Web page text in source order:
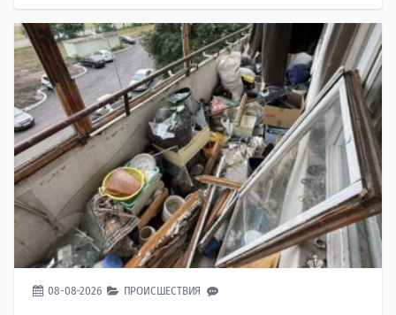
08-08-2026 ПРОИСШЕСТВИЯ